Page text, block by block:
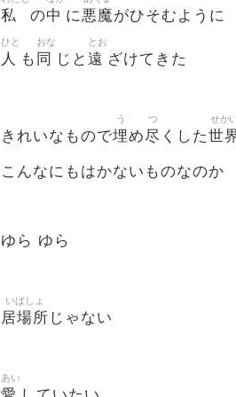
私 の中 に悪魔がひそむように
人
ひと
も 同
おな
じと 遠
とお
ざけてきた
きれいなもので埋
う
め尽
つ
くした世
せか
こんなにもはかないものなのか
ゆら ゆら
居場所
いばしょ
じゃない
あい